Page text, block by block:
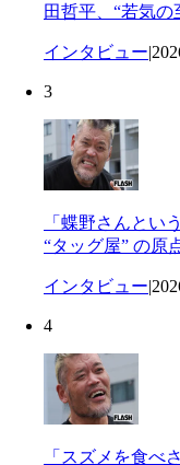
田哲平、“若気
インタビュー|
3
「蝶野さんとい
“タッグ屋” の原
インタビュー|
4
「スズメを食べ